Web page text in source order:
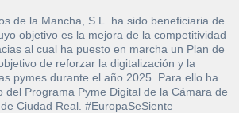
de la Mancha, S.L. ha sido beneficiaria de
objetivo es la mejora de la competitividad
al cual ha puesto en marcha un Plan de
de reforzar la digitalización y la
pymes durante el año 2025. Para ello ha
del Programa Pyme Digital de la Cámara de
Ciudad Real. #EuropaSeSiente